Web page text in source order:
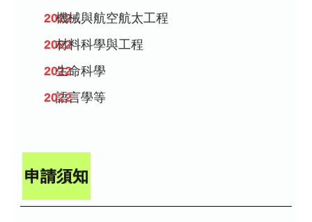
機械與航空航太工程
材料科學與工程
生命科學
語言學等
申請須知